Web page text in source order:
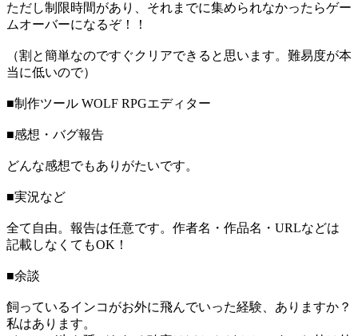
ただし制限時間があり、それまでに集められなかったらゲー
ムオーバーになるぞ！！
（割と簡単なのですぐクリアできると思います。難易度が本
当に低いので）
■制作ツール WOLF RPGエディター
■感想・バグ報告
どんな感想でもありがたいです。
■実況など
全て自由。報告は任意です。作者名・作品名・URLなどは
記載しなくてもOK！
■余談
飼っているインコがお外に飛んでいった経験、ありますか？
私はあります。